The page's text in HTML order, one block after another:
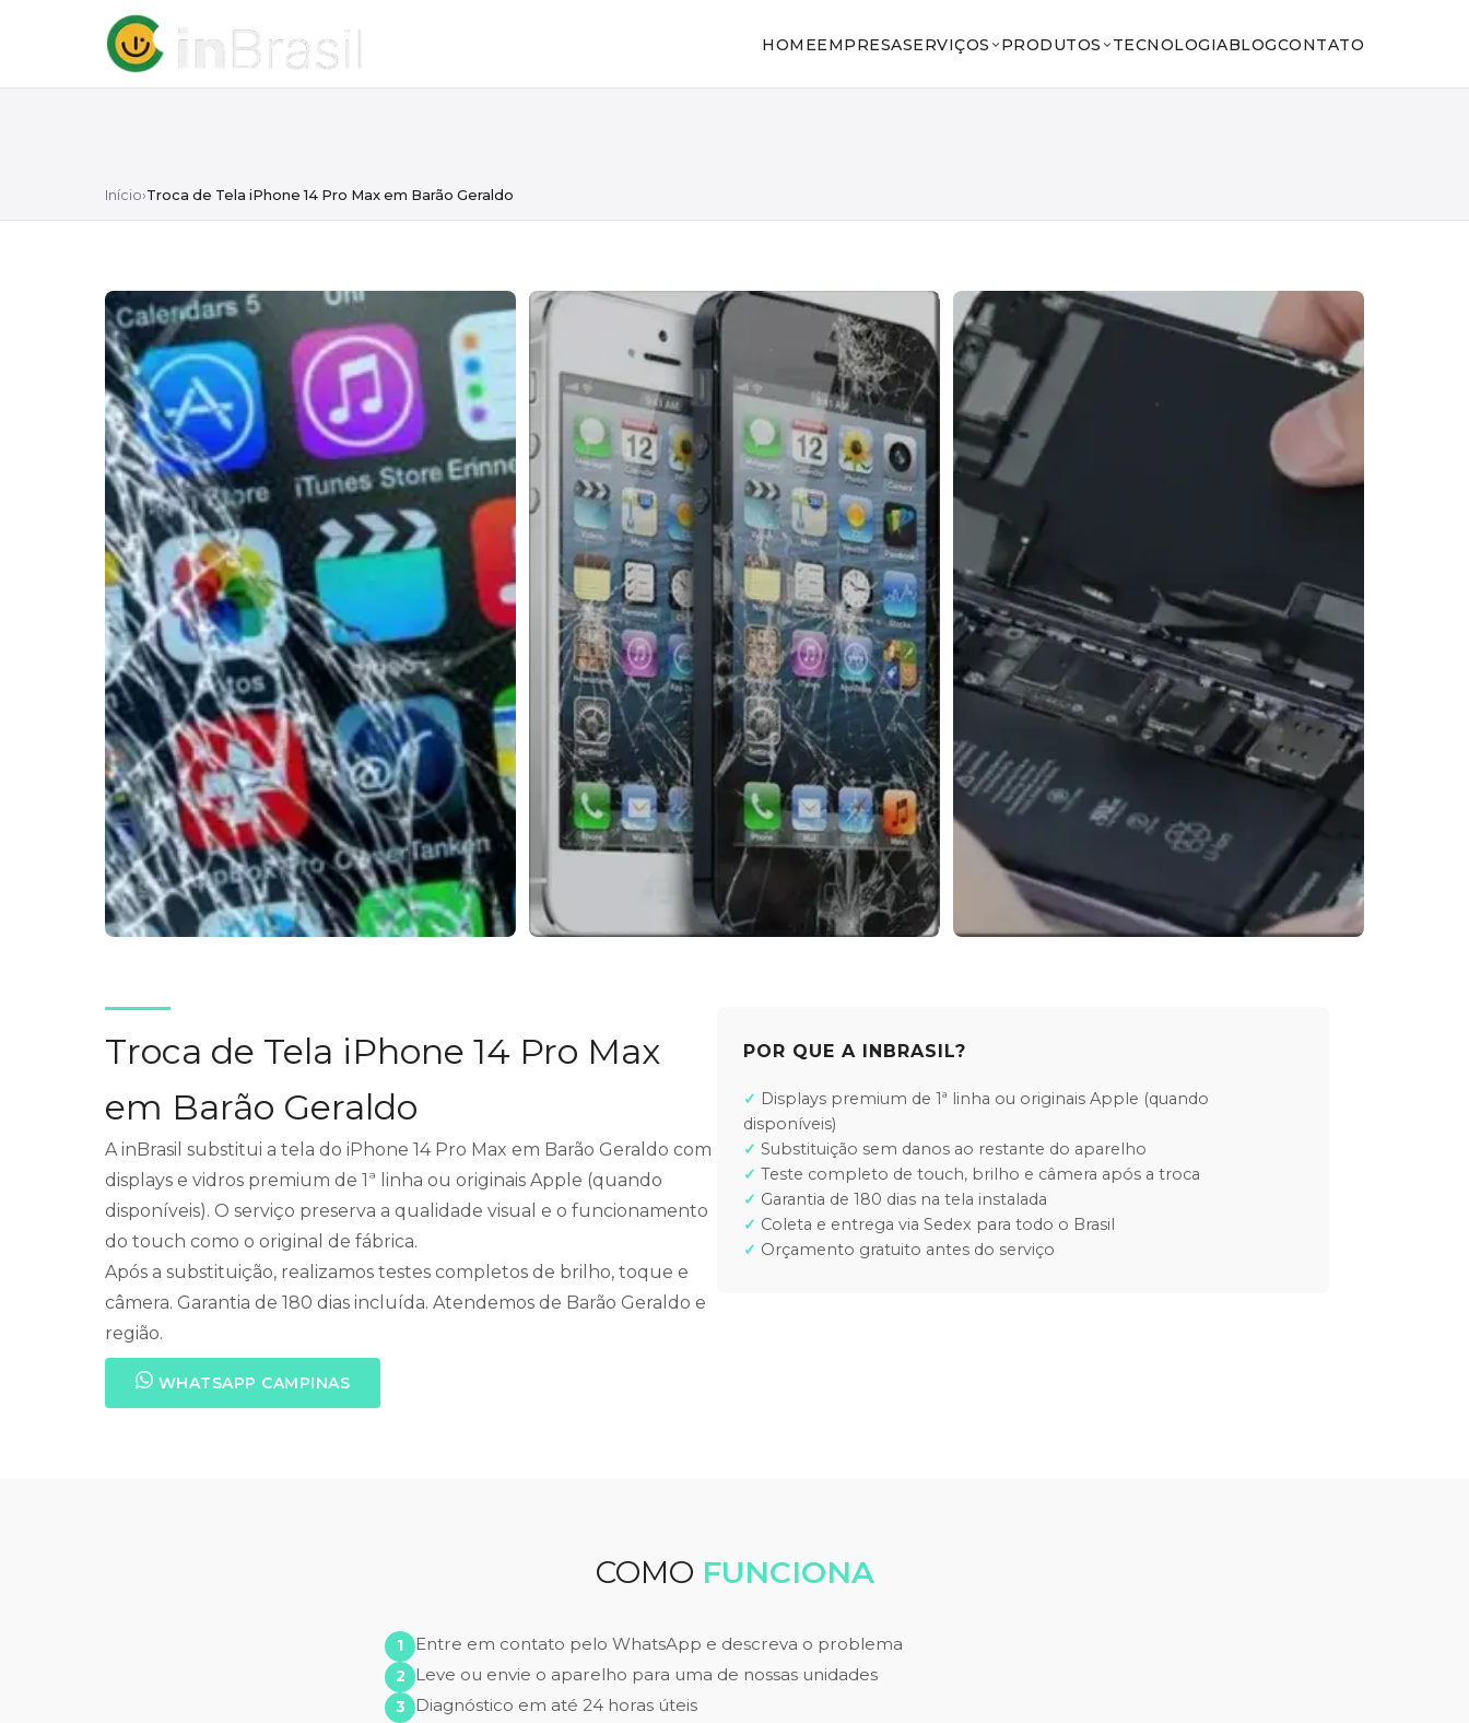
HOMEEMPRESASERVIÇOS PRODUTOS TECNOLOGIABLOGCONTATO
Início›Troca de Tela iPhone 14 Pro Max em Barão Geraldo
Troca de Tela iPhone 14 Pro Max
em Barão Geraldo
A inBrasil substitui a tela do iPhone 14 Pro Max em Barão Geraldo com
displays e vidros premium de 1ª linha ou originais Apple (quando
disponíveis). O serviço preserva a qualidade visual e o funcionamento
do touch como o original de fábrica.
Após a substituição, realizamos testes completos de brilho, toque e
câmera. Garantia de 180 dias incluída. Atendemos de Barão Geraldo e
região.
WHATSAPP CAMPINAS
POR QUE A INBRASIL?
Displays premium de 1ª linha ou originais Apple (quando
disponíveis)
Substituição sem danos ao restante do aparelho
Teste completo de touch, brilho e câmera após a troca
Garantia de 180 dias na tela instalada
Coleta e entrega via Sedex para todo o Brasil
Orçamento gratuito antes do serviço
COMO FUNCIONA
Entre em contato pelo WhatsApp e descreva o problema
Leve ou envie o aparelho para uma de nossas unidades
Diagnóstico em até 24 horas úteis